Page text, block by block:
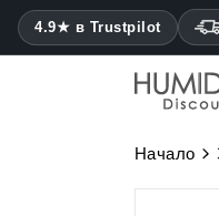
4.9★ в Trustpilot
Начало